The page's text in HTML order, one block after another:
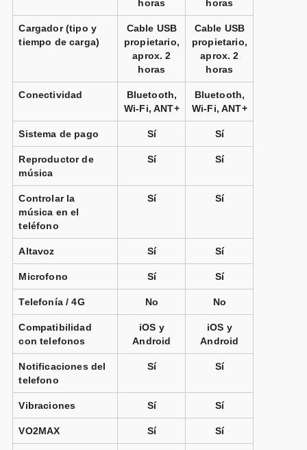
horas
horas
Cargador (tipo y
tiempo de carga)
Cable USB
propietario,
aprox. 2
horas
Cable USB
propietario,
aprox. 2
horas
Conectividad
Bluetooth,
Wi-Fi, ANT+
Bluetooth,
Wi-Fi, ANT+
Sistema de pago Sí Sí
Reproductor de
música
Sí Sí
Controlar la
música en el
teléfono
Sí Sí
Altavoz Sí Sí
Microfono Sí Sí
Telefonía / 4G No No
Compatibilidad
con telefonos
iOS y
Android
iOS y
Android
Notificaciones del
telefono
Sí Sí
Vibraciones Sí Sí
VO2MAX Sí Sí